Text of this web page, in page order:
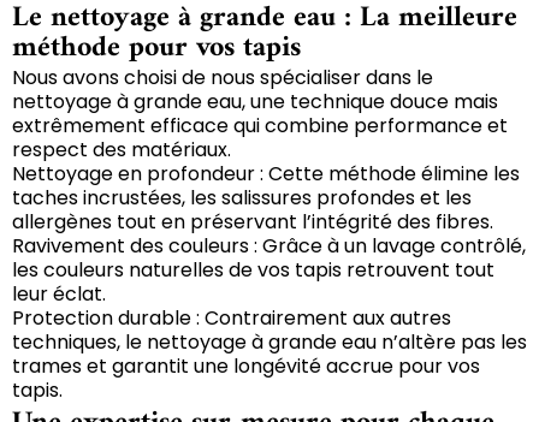
Le nettoyage à grande eau : La meilleure
méthode pour vos tapis
Nous avons choisi de nous spécialiser dans le
nettoyage à grande eau, une technique douce mais
extrêmement efficace qui combine performance et
respect des matériaux.
Nettoyage en profondeur : Cette méthode élimine les
taches incrustées, les salissures profondes et les
allergènes tout en préservant l’intégrité des fibres.
Ravivement des couleurs : Grâce à un lavage contrôlé,
les couleurs naturelles de vos tapis retrouvent tout
leur éclat.
Protection durable : Contrairement aux autres
techniques, le nettoyage à grande eau n’altère pas les
trames et garantit une longévité accrue pour vos
tapis.